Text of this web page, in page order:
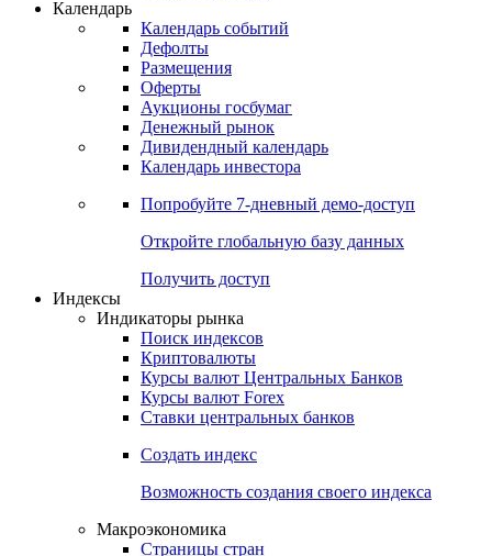
Откройте глобальную базу данных
Получить доступ
Календарь
Календарь событий
Дефолты
Размещения
Оферты
Денежный рынок
Календарь инвестора
Попробуйте7-дневный
Откройте глобальную базу данных
Получить доступ
Индикаторы рынка
Поиск индексов
Курсы валют Центральных Банков
Ставки центральных банков
Создать индекс